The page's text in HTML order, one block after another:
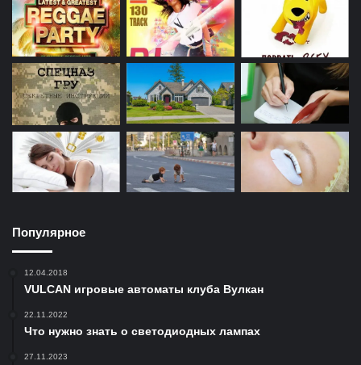
Популярное
12.04.2018
VULCAN игровые автоматы клуба Вулкан
22.11.2022
Что нужно знать о светодиодных лампах
27.11.2023